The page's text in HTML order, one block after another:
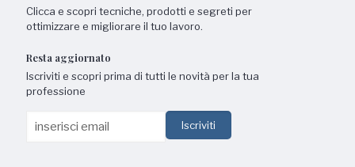
Clicca e scopri tecniche, prodotti e segreti per
ottimizzare e migliorare il tuo lavoro.
Resta aggiornato
Iscriviti e scopri prima di tutti le novità per la tua
professione